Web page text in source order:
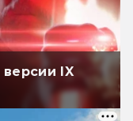
IX